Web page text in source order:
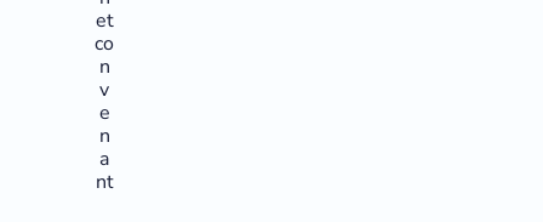
et
co
n
v
e
n
a
nt